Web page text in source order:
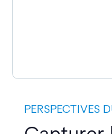
PERSPECTIVES